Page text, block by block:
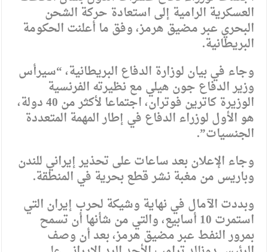
العسكرية الرامية إلى استعادة حركة الشحن
البحري عبر مضيق هرمز، وفق ما أعلنت الحكومة
البريطانية.
وجاء في بيان لوزارة الدفاع البريطانية، “سيرأس
وزير الدفاع جون هيلي مع نظيرته الفرنسية
الوزيرة كاترين فوتران، اجتماعا لأكثر من 40 دولة،
هو الأول لوزراء الدفاع في إطار المهمة المتعددة
الجنسيات”.
وجاء الإعلان بعد ساعات على تحذير إيراني للندن
وباريس من مغبة نشر قطع بحرية في المنطقة.
وبددت الآمال في نهاية وشيكة لحرب إيران التي
استمرت 10 أسابيع، والتي من شأنها أن تسمح
بمرور النفط عبر مضيق هرمز، بعد أن وصف